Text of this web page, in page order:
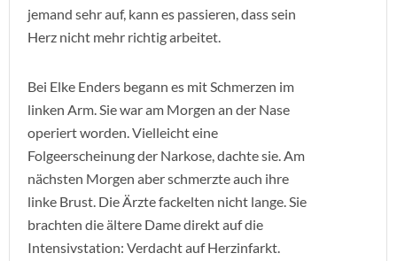
jemand sehr auf, kann es passieren, dass sein
Herz nicht mehr richtig arbeitet.
Bei Elke Enders begann es mit Schmerzen im
linken Arm. Sie war am Morgen an der Nase
operiert worden. Vielleicht eine
Folgeerscheinung der Narkose, dachte sie. Am
nächsten Morgen aber schmerzte auch ihre
linke Brust. Die Ärzte fackelten nicht lange. Sie
brachten die ältere Dame direkt auf die
Intensivstation: Verdacht auf Herzinfarkt.